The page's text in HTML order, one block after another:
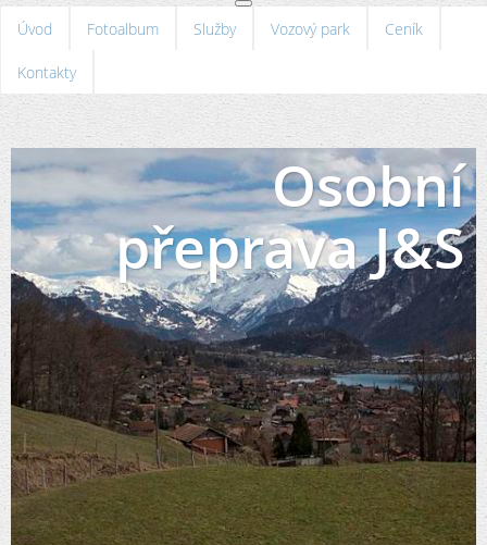
Úvod Fotoalbum Služby Vozový park Ceník
Kontakty
Osobní
přeprava J&S